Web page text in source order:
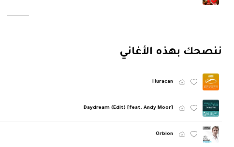
‏ننصحك بهذه الأغاني
Huracan
Daydream (Edit) [feat. Andy Moor]
Orbion